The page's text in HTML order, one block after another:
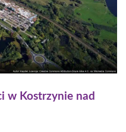
w Kostrzynie nad